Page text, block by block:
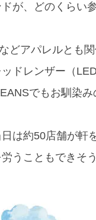
が、どのくらい
どアパレルとも
ドレンザー（
でもお馴染み
は約50店舗が軒
うこともできそう